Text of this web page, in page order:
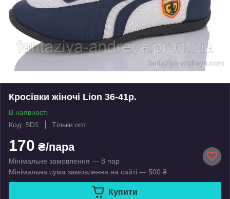
Кросівки жіночі Lion 36-41р.
В наявності
Код: SD1
Тільки опт
170 ₴/пара
Мінімальне замовлення — 8 пар
Мінімальна сума замовлення на сайті — 500 ₴
Купити